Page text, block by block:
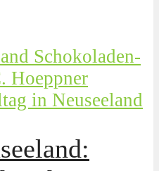
in Neuseeland